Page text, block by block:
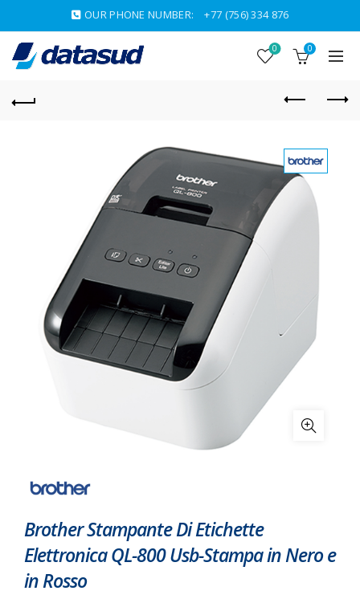
OUR PHONE NUMBER: +77 (756) 334 876
0 0
Brother Stampante Di Etichette
Elettronica QL-800 Usb-Stampa in Nero e
in Rosso